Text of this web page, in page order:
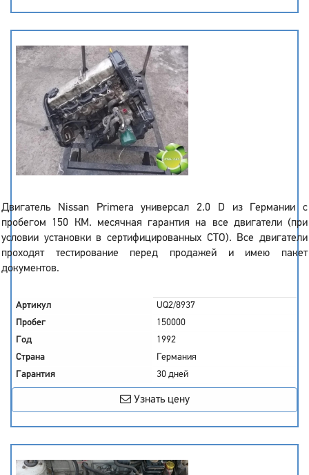
Двигатель Nissan Primera универсал 2.0 D из Германии с
пробегом 150 КМ. месячная гарантия на все двигатели (при
условии установки в сертифицированных СТО). Все двигатели
проходят тестирование перед продажей и имею пакет
документов.
Артикул
UQ2/8937
Пробег
150000
Год
1992
Страна
Германия
Гарантия
30 дней
Узнать цену